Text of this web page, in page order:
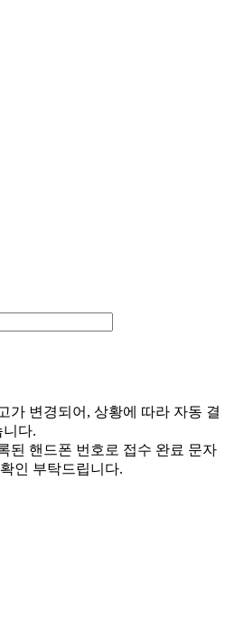
가 변경되어, 상황에 따라 자동 결
다.
된 핸드폰 번호로 접수 완료 문자
인 부탁드립니다.